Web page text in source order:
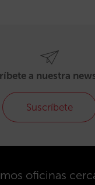
a nuestra
Suscríbete
oficinas